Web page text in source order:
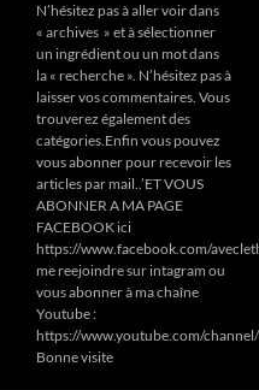
N’hésitez pas à aller voir dans
« archives » et à sélectionner
un ingrédient ou un mot dans
la « recherche ». N’hésitez pas à
laisser vos commentaires. Vous
trouverez également des
catégories.Enfin vous pouvez
vous abonner pour recevoir les
articles par mail..’ET VOUS
ABONNER A MA PAGE
FACEBOOK ici
https://www.facebook.com/
me reejoindre sur intagram ou
vous abonner à ma chaîne
Youtube :
https://www.youtube.com/
Bonne visite